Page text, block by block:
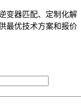
变器匹配、定制化解
最优技术方案和报价